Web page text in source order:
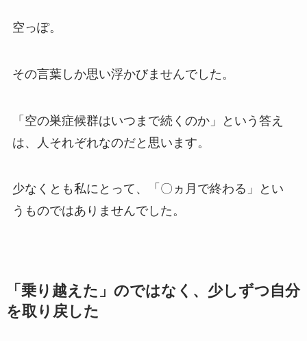
空っぽ。
その言葉しか思い浮かびませんでした。
「空の巣症候群はいつまで続くのか」という答え
は、人それぞれなのだと思います。
少なくとも私にとって、「〇ヵ月で終わる」とい
うものではありませんでした。
「乗り越えた」のではなく、少しずつ自分
を取り戻した